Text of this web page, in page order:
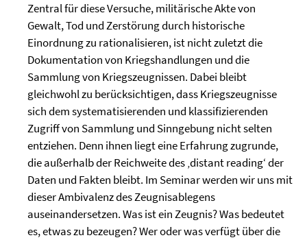
Zentral für diese Versuche, militärische Akte von
Gewalt, Tod und Zerstörung durch historische
Einordnung zu rationalisieren, ist nicht zuletzt die
Dokumentation von Kriegshandlungen und die
Sammlung von Kriegszeugnissen. Dabei bleibt
gleichwohl zu berücksichtigen, dass Kriegszeugnisse
sich dem systematisierenden und klassifizierenden
Zugriff von Sammlung und Sinngebung nicht selten
entziehen. Denn ihnen liegt eine Erfahrung zugrunde,
die außerhalb der Reichweite des ‚distant reading‘ der
Daten und Fakten bleibt. Im Seminar werden wir uns mit
dieser Ambivalenz des Zeugnisablegens
auseinandersetzen. Was ist ein Zeugnis? Was bedeutet
es, etwas zu bezeugen? Wer oder was verfügt über die